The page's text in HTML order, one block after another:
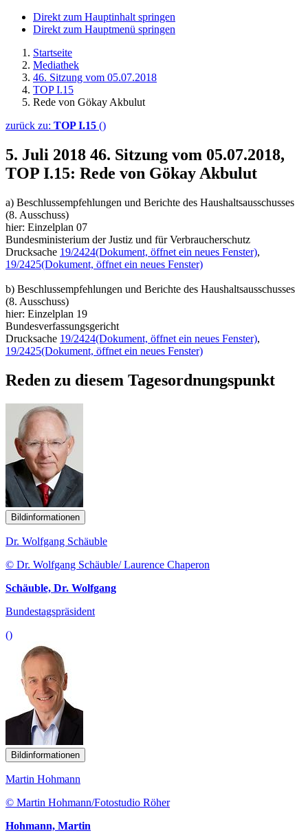
Direkt zum Hauptinhalt springen
Direkt zum Hauptmenü springen
Startseite
Mediathek
46. Sitzung vom 05.07.2018
TOP I.15
Rede von Gökay Akbulut
zurück zu: TOP I.15 ()
5. Juli 2018 46. Sitzung vom 05.07.2018,
TOP I.15: Rede von Gökay Akbulut
a) Beschlussempfehlungen und Berichte des Haushaltsausschusses
(8. Ausschuss)
hier: Einzelplan 07
Bundesministerium der Justiz und für Verbraucherschutz
Drucksache 19/2424(Dokument, öffnet ein neues Fenster),
19/2425(Dokument, öffnet ein neues Fenster)
b) Beschlussempfehlungen und Berichte des Haushaltsausschusses
(8. Ausschuss)
hier: Einzelplan 19
Bundesverfassungsgericht
Drucksache 19/2424(Dokument, öffnet ein neues Fenster),
19/2425(Dokument, öffnet ein neues Fenster)
Reden zu diesem Tagesordnungspunkt
Bildinformationen
Dr. Wolfgang Schäuble
© Dr. Wolfgang Schäuble/ Laurence Chaperon
Schäuble, Dr. Wolfgang
Bundestagspräsident
()
Bildinformationen
Martin Hohmann
© Martin Hohmann/Fotostudio Röher
Hohmann, Martin